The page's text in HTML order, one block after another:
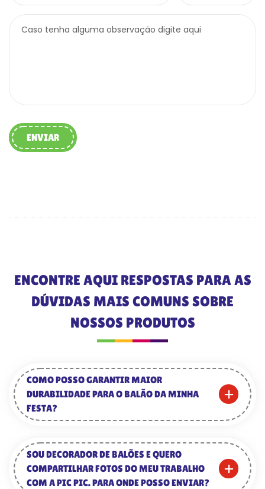
Caso tenha alguma observação digite aqui
ENVIAR
ENCONTRE AQUI RESPOSTAS PARA AS
DÚVIDAS MAIS COMUNS SOBRE
NOSSOS PRODUTOS
COMO POSSO GARANTIR MAIOR
DURABILIDADE PARA O BALÃO DA MINHA
FESTA?
SOU DECORADOR DE BALÕES E QUERO
COMPARTILHAR FOTOS DO MEU TRABALHO
COM A PIC PIC. PARA ONDE POSSO ENVIAR?